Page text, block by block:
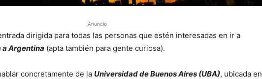
Anuncio
dirigida para todas las personas que estén interesadas en ir a
Argentina (apta también para gente curiosa).
concretamente de la Universidad de Buenos Aires (UBA), ubicada en